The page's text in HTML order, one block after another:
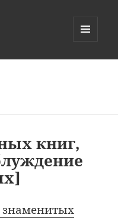
книг,
знаменитых